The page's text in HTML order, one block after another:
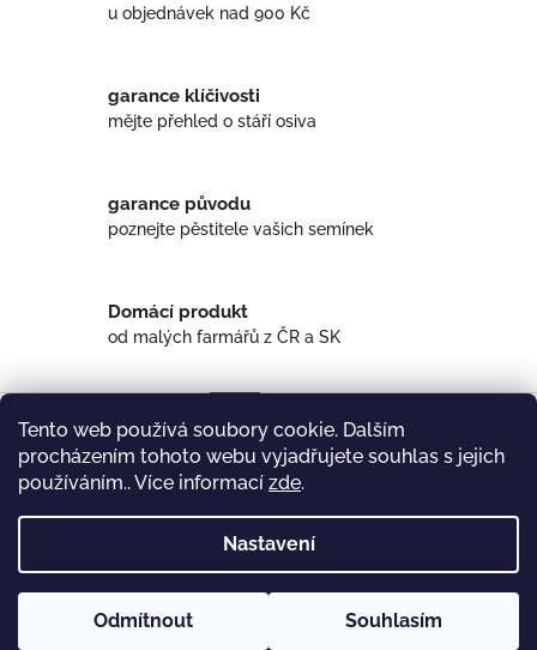
Tento web používá soubory cookie. Dalším
procházením tohoto webu vyjadřujete souhlas s jejich
používáním.. Více informací zde.
Nastavení
Odmítnout Souhlasím
u objednávek nad 900 Kč
garance klíčivosti
mějte přehled o stáří osiva
garance původu
poznejte pěstitele vašich semínek
Domácí produkt
od malých farmářů z ČR a SK
Diskuze
Popis produktu není dostupný